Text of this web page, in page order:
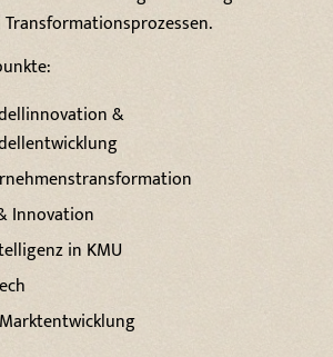
&
Innovation
in KMU